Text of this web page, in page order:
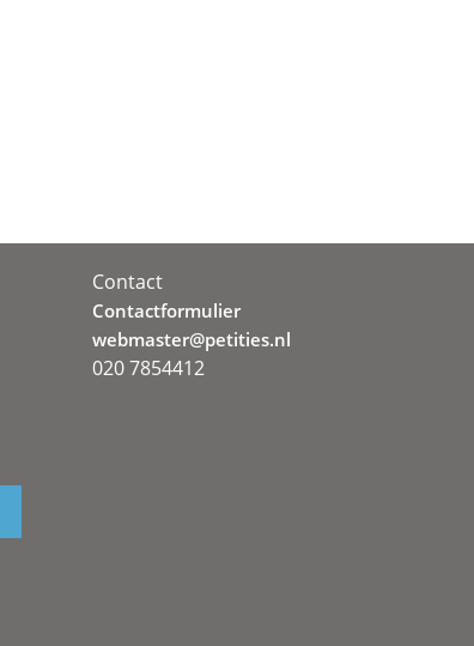
Contact
Contactformulier
webmaster@petities.nl
020 7854412